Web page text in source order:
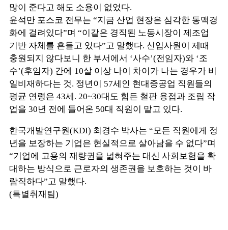
많이 준다고 해도 소용이 없었다.
윤석만 포스코 전무는 “지금 산업 현장은 심각한 동맥경
화에 걸려있다”며 “이같은 경직된 노동시장이 제조업
기반 자체를 흔들고 있다”고 말했다. 신입사원이 제때
충원되지 않다보니 한 부서에서 ‘사수’(전임자)와 ‘조
수’(후임자) 간에 10살 이상 나이 차이가 나는 경우가 비
일비재하다는 것. 정년이 57세인 현대중공업 직원들의
평균 연령은 43세. 20~30대도 힘든 철판 용접과 조립 작
업을 30년 전에 들어온 50대 직원이 맡고 있다.
한국개발연구원(KDI) 최경수 박사는 “모든 직원에게 정
년을 보장하는 기업은 현실적으로 살아남을 수 없다”며
“기업에 고용의 재량권을 넓혀주는 대신 사회보험을 확
대하는 방식으로 근로자의 생존권을 보호하는 것이 바
람직하다”고 말했다.
(특별취재팀)